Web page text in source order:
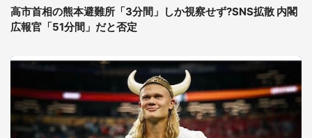
高市首相の熊本避難所「3分間」しか視察せず?SNS拡散 内閣
広報官「51分間」だと否定